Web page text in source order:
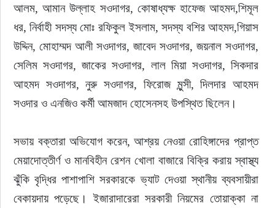
আলম, আমান উল্লাহ সওদাগর, কোষাধ্যক্ষ হাফেজ আহমদ,শিমূল
ধর, নির্বাহী সদস্য মোঃ রফিকুল ইসলাম, সদস্য বশির আহমদ,গিয়াস
উদ্দিন, মোহাম্মদ আলী সওদাগর, জাবেদ সওদাগর, জয়নাল সওদাগর,
সেলিম সওদাগর, জাকের সওদাগর, লাল মিয়া সওদাগর, সিকদার
আহমদ সওদাগর, নুরু সওদাগর, ফিরোজ মুন্সী, দিলদার আহমদ
সওদার ও এনজিও কর্মী আমজাদ হোসেনসহ উপস্থিত ছিলেন।
সভায় বক্তারা অভিযোগ করেন, আশ্রয় নেওয়া রোহিঙ্গাদের প্রাপ্ত
মেয়াদোত্তীর্ণ ও মানবিহীন রেশন খোলা বাজারে বিক্রি করায় স্বাস্থ্য
ঝুঁকি বৃদ্ধির পাশাপাশি সরকারকে ভ্যাট দেওয়া স্থানীয় ব্যবসায়ীরা
বেকায়দায় পড়েছে। ইজারাদারেরা সরকারী নিয়মের তোয়াক্কা না